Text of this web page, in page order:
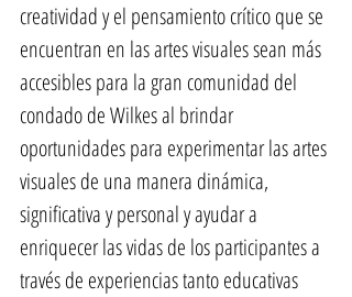
creatividad y el pensamiento crítico que se
encuentran en las artes visuales sean más
accesibles para la gran comunidad del
condado de Wilkes al brindar
oportunidades para experimentar las artes
visuales de una manera dinámica,
significativa y personal y ayudar a
enriquecer las vidas de los participantes a
través de experiencias tanto educativas